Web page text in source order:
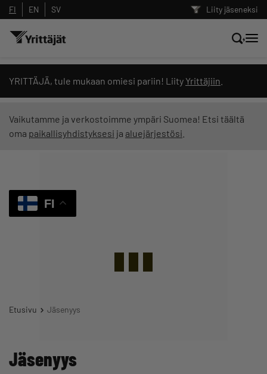
Liity jäseneksi
FI EN SV
YRITTÄJÄ, tule mukaan omiesi pariin! Liity Yrittäjiin
Vaikutamme ja verkostoimme ympäri Suomea! Etsi täältä
oma paikallisyhdistyksesi ja aluejärjestösi
FI
Etusivu Jäsenyys
Jäsenyys
Hae sivustolta tai kysy suoraan
Yrittäjien tekoälyltä